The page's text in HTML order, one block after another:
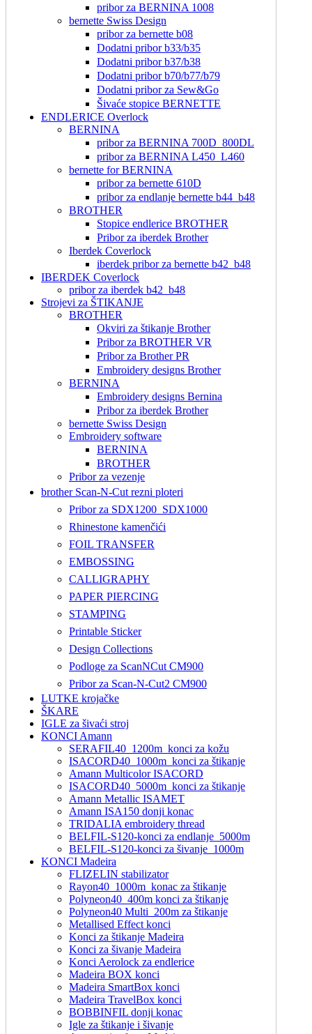
pribor za BERNINA 1008
bernette Swiss Design
pribor za bernette b08
Dodatni pribor b33/b35
Dodatni pribor b37/b38
Dodatni pribor b70/b77/b79
Dodatni pribor za Sew&Go
Šivaće stopice BERNETTE
ENDLERICE Overlock
BERNINA
pribor za BERNINA 700D_800DL
pribor za BERNINA L450_L460
bernette for BERNINA
pribor za bernette 610D
pribor za endlanje bernette b44_b48
BROTHER
Stopice endlerice BROTHER
Pribor za iberdek Brother
Iberdek Coverlock
iberdek pribor za bernette b42_b48
IBERDEK Coverlock
pribor za iberdek b42_b48
Strojevi za ŠTIKANJE
BROTHER
Okviri za štikanje Brother
Pribor za BROTHER VR
Pribor za Brother PR
Embroidery designs Brother
BERNINA
Embroidery designs Bernina
Pribor za iberdek Brother
bernette Swiss Design
Embroidery software
BERNINA
BROTHER
Pribor za vezenje
brother Scan-N-Cut rezni ploteri
Pribor za SDX1200_SDX1000
Rhinestone kamenčići
FOIL TRANSFER
EMBOSSING
CALLIGRAPHY
PAPER PIERCING
STAMPING
Printable Sticker
Design Collections
Podloge za ScanNCut CM900
Pribor za Scan-N-Cut2 CM900
LUTKE krojačke
ŠKARE
IGLE za šivaći stroj
KONCI Amann
SERAFIL40_1200m_konci za kožu
ISACORD40_1000m_konci za štikanje
Amann Multicolor ISACORD
ISACORD40_5000m_konci za štikanje
Amann Metallic ISAMET
Amann ISA150 donji konac
TRIDALIA embroidery thread
BELFIL-S120-konci za endlanje_5000m
BELFIL-S120-konci za šivanje_1000m
KONCI Madeira
FLIZELIN stabilizator
Rayon40_1000m_konac za štikanje
Polyneon40_400m konci za štikanje
Polyneon40 Multi_200m za štikanje
Metallised Effect konci
Konci za štikanje Madeira
Konci za šivanje Madeira
Konci Aerolock za endlerice
Madeira BOX konci
Madeira SmartBox konci
Madeira TravelBox konci
BOBBINFIL donji konac
Igle za štikanje i šivanje